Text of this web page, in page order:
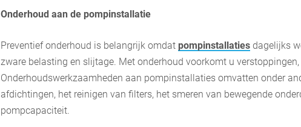
Onderhoud aan de pompinstallatie
Preventief onderhoud is belangrijk omdat pompinstallaties dagelijks
zware belasting en slijtage. Met onderhoud voorkomt u
Onderhoudswerkzaamheden aan pompinstallaties omvatten onder
afdichtingen, het reinigen van filters, het smeren van bewegende
pompcapaciteit.